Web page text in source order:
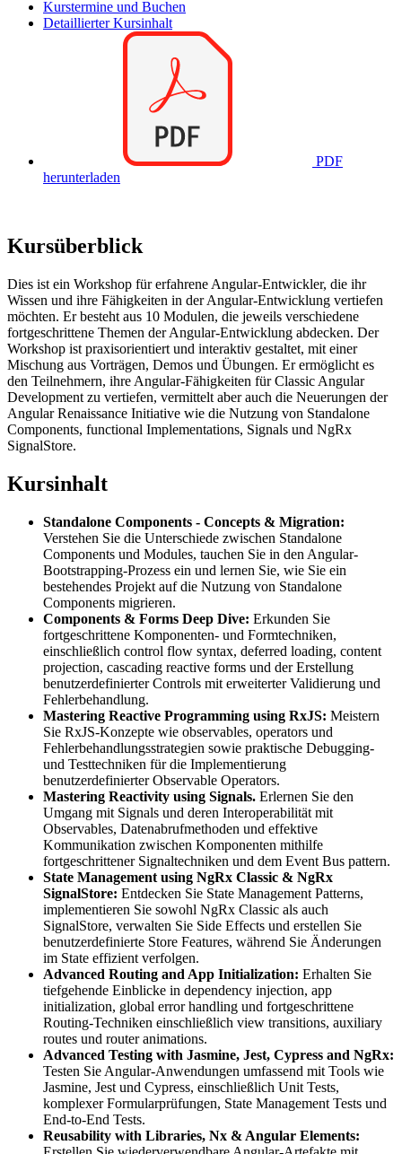
Kurstermine und Buchen
Detaillierter Kursinhalt
PDF
herunterladen
Kursüberblick
Dies ist ein Workshop für erfahrene Angular-Entwickler, die ihr
Wissen und ihre Fähigkeiten in der Angular-Entwicklung vertiefen
möchten. Er besteht aus 10 Modulen, die jeweils verschiedene
fortgeschrittene Themen der Angular-Entwicklung abdecken. Der
Workshop ist praxisorientiert und interaktiv gestaltet, mit einer
Mischung aus Vorträgen, Demos und Übungen. Er ermöglicht es
den Teilnehmern, ihre Angular-Fähigkeiten für Classic Angular
Development zu vertiefen, vermittelt aber auch die Neuerungen der
Angular Renaissance Initiative wie die Nutzung von Standalone
Components, functional Implementations, Signals und NgRx
SignalStore.
Kursinhalt
Standalone Components - Concepts & Migration:
Verstehen Sie die Unterschiede zwischen Standalone
Components und Modules, tauchen Sie in den Angular-
Bootstrapping-Prozess ein und lernen Sie, wie Sie ein
bestehendes Projekt auf die Nutzung von Standalone
Components migrieren.
Components & Forms Deep Dive: Erkunden Sie
fortgeschrittene Komponenten- und Formtechniken,
einschließlich control flow syntax, deferred loading, content
projection, cascading reactive forms und der Erstellung
benutzerdefinierter Controls mit erweiterter Validierung und
Fehlerbehandlung.
Mastering Reactive Programming using RxJS: Meistern
Sie RxJS-Konzepte wie observables, operators und
Fehlerbehandlungsstrategien sowie praktische Debugging-
und Testtechniken für die Implementierung
benutzerdefinierter Observable Operators.
Mastering Reactivity using Signals. Erlernen Sie den
Umgang mit Signals und deren Interoperabilität mit
Observables, Datenabrufmethoden und effektive
Kommunikation zwischen Komponenten mithilfe
fortgeschrittener Signaltechniken und dem Event Bus pattern.
State Management using NgRx Classic & NgRx
SignalStore: Entdecken Sie State Management Patterns,
implementieren Sie sowohl NgRx Classic als auch
SignalStore, verwalten Sie Side Effects und erstellen Sie
benutzerdefinierte Store Features, während Sie Änderungen
im State effizient verfolgen.
Advanced Routing and App Initialization: Erhalten Sie
tiefgehende Einblicke in dependency injection, app
initialization, global error handling und fortgeschrittene
Routing-Techniken einschließlich view transitions, auxiliary
routes und router animations.
Advanced Testing with Jasmine, Jest, Cypress and NgRx:
Testen Sie Angular-Anwendungen umfassend mit Tools wie
Jasmine, Jest und Cypress, einschließlich Unit Tests,
komplexer Formularprüfungen, State Management Tests und
End-to-End Tests.
Reusability with Libraries, Nx & Angular Elements: